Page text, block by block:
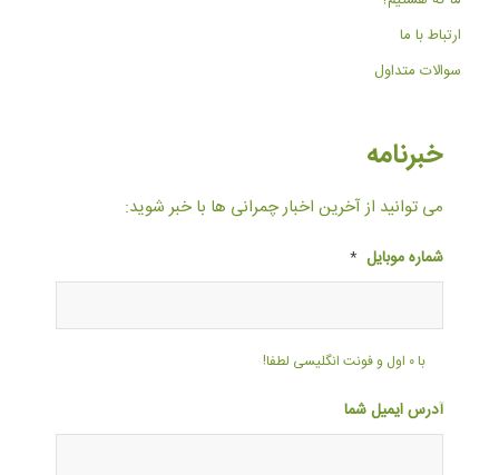
ارتباط با ما
سوالات متداول
خبرنامه
می توانید از آخرین اخبار چمرانی ها با خبر شوید:
شماره موبایل *
با ۰ اول و فونت انگلیسی لطفا!
آدرس ایمیل شما